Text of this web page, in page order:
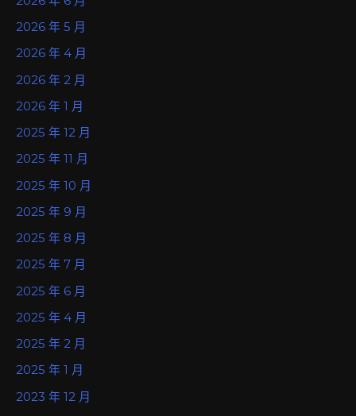
2026 年 5 月
2026 年 4 月
2026 年 2 月
2026 年 1 月
2025 年 12 月
2025 年 11 月
2025 年 10 月
2025 年 9 月
2025 年 8 月
2025 年 7 月
2025 年 6 月
2025 年 4 月
2025 年 2 月
2025 年 1 月
2023 年 12 月